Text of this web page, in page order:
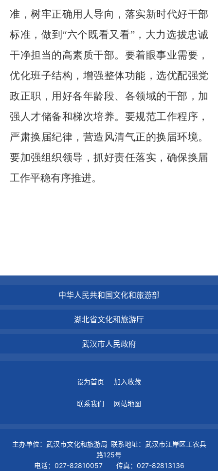
准，树牢正确用人导向，落实新时代好干部
标准，做到“六个既看又看”，大力选拔忠诚
干净担当的高素质干部。要着眼事业需要，
优化班子结构，增强整体功能，选优配强党
政正职，用好各年龄段、各领域的干部，加
强人才储备和梯次培养。要规范工作程序，
严肃换届纪律，营造风清气正的换届环境。
要加强组织领导，抓好责任落实，确保换届
工作平稳有序推进。
中华人民共和国文化和旅游部
湖北省文化和旅游厅
武汉市人民政府
设为首页 加入收藏
联系我们 网站地图
主办单位：武汉市文化和旅游局 联系地址：武汉市江岸区工农兵
路125号
电话：027-82810057 传真：027-82813136